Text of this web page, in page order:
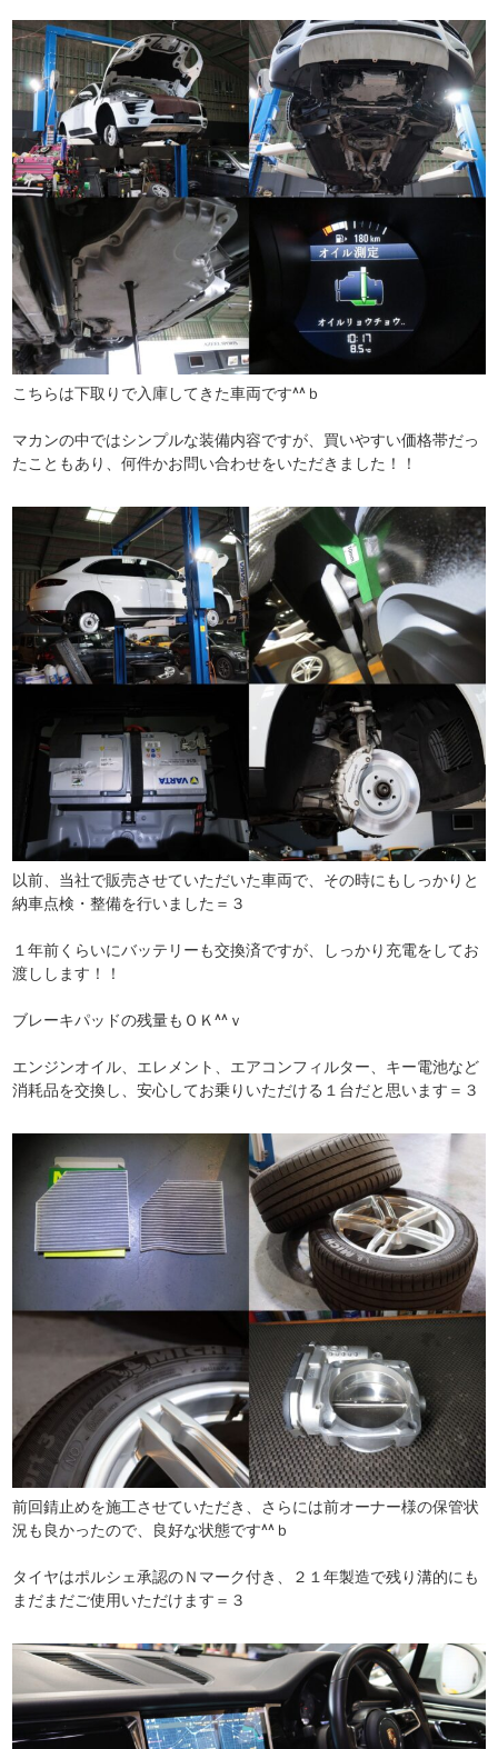
こちらは下取りで入庫してきた車両です^^ｂ
マカンの中ではシンプルな装備内容ですが、買いやすい価格帯だっ
たこともあり、何件かお問い合わせをいただきました！！
以前、当社で販売させていただいた車両で、その時にもしっかりと
納車点検・整備を行いました＝３
１年前くらいにバッテリーも交換済ですが、しっかり充電をしてお
渡しします！！
ブレーキパッドの残量もＯＫ^^ｖ
エンジンオイル、エレメント、エアコンフィルター、キー電池など
消耗品を交換し、安心してお乗りいただける１台だと思います＝３
前回錆止めを施工させていただき、さらには前オーナー様の保管状
況も良かったので、良好な状態です^^ｂ
タイヤはポルシェ承認のＮマーク付き、２１年製造で残り溝的にも
まだまだご使用いただけます＝３